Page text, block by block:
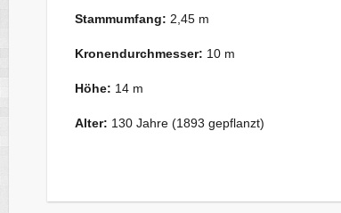
Stammumfang: 2,45 m
Kronendurchmesser: 10 m
Höhe: 14 m
Alter: 130 Jahre (1893 gepflanzt)